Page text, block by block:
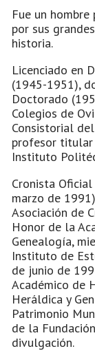
Fue un
por sus
historia.
Licenciado en
(1945-1951),
Doctorado
Colegios de
Consistorial
profesor titular
Instituto
Cronista
marzo de
Asociación de
Honor de la
Genealogía,
Instituto de
de junio de
Académico de
Heráldica y
Patrimonio
de la
divulgación.